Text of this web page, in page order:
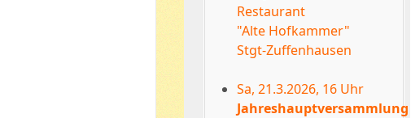
Restaurant
"Alte Hofkammer"
Stgt-Zuffenhausen
Sa, 21.3.2026, 16 Uhr
Jahreshauptversammlung